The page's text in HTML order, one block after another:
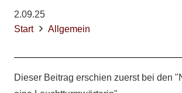
2.09.25
Start
Allgemein
Dieser Beitrag erschien zuerst bei den